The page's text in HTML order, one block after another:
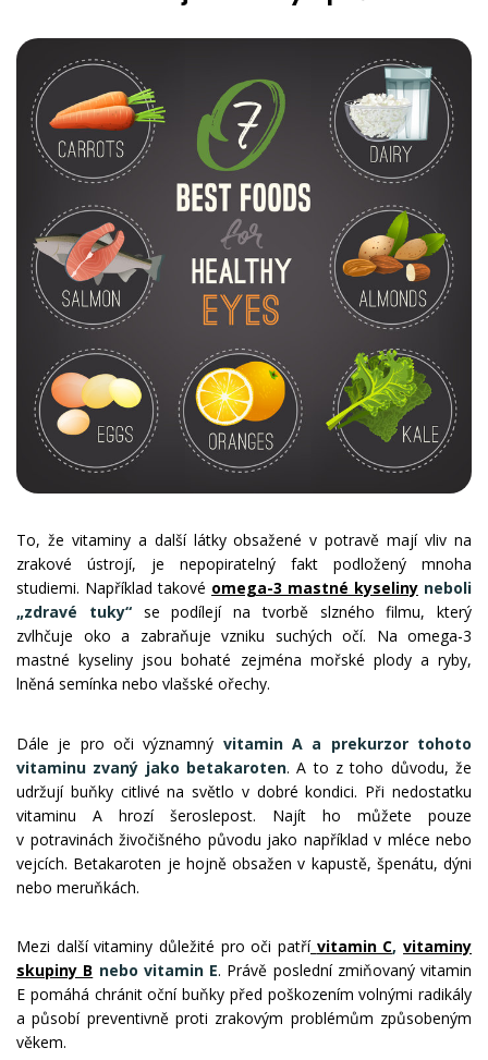
To, že vitaminy a další látky obsažené v potravě mají vliv na
zrakové ústrojí, je nepopiratelný fakt podložený mnoha
studiemi. Například takové omega-3 mastné kyseliny neboli
„zdravé tuky“ se podílejí na tvorbě slzného filmu, který
zvlhčuje oko a zabraňuje vzniku suchých očí. Na omega-3
mastné kyseliny jsou bohaté zejména mořské plody a ryby,
lněná semínka nebo vlašské ořechy.
Dále je pro oči významný vitamin A a prekurzor tohoto
vitaminu zvaný jako betakaroten. A to z toho důvodu, že
udržují buňky citlivé na světlo v dobré kondici. Při nedostatku
vitaminu A hrozí šeroslepost. Najít ho můžete pouze
v potravinách živočišného původu jako například v mléce nebo
vejcích. Betakaroten je hojně obsažen v kapustě, špenátu, dýni
nebo meruňkách.
Mezi další vitaminy důležité pro oči patří vitamin C,vitaminy
skupiny B nebo vitamin E. Právě poslední zmiňovaný vitamin
E pomáhá chránit oční buňky před poškozením volnými radikály
a působí preventivně proti zrakovým problémům způsobeným
věkem.